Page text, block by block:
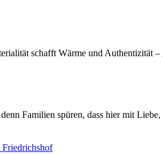
schafft Wärme und Authentizität –
Familien spüren, dass hier mit
Friedrichshof